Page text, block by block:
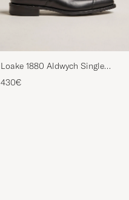
Loake 1880 Aldwych Single
Oxford Black Calf
430€